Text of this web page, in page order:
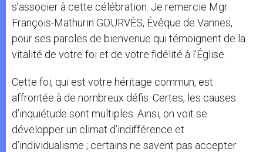
s’associer à cette célébration. Je remercie Mgr
François-Mathurin GOURVÈS, Évêque de Vannes,
pour ses paroles de bienvenue qui témoignent de la
vitalité de votre foi et de votre fidélité à l’Église.
Cette foi, qui est votre héritage commun, est
affrontée à de nombreux défis. Certes, les causes
d’inquiétude sont multiples. Ainsi, on voit se
développer un climat d’indifférence et
d’individualisme ; certains ne savent pas accepter